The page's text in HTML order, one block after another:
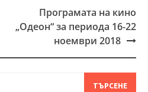
Програмата на кино
„Одеон“ за периода 16-22
ноември 2018